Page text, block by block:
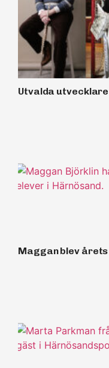
Utvalda utvecklare
Maggan blev